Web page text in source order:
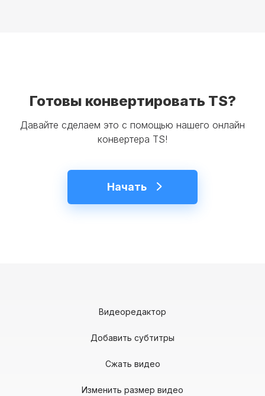
Готовы конвертировать TS?
Давайте сделаем это с помощью нашего онлайн
конвертера TS!
Начать
Видеоредактор
Добавить субтитры
Сжать видео
Изменить размер видео